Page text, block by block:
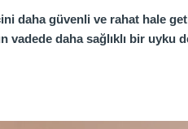
daha güvenli ve rahat
vadede daha sağlıklı bir uyku